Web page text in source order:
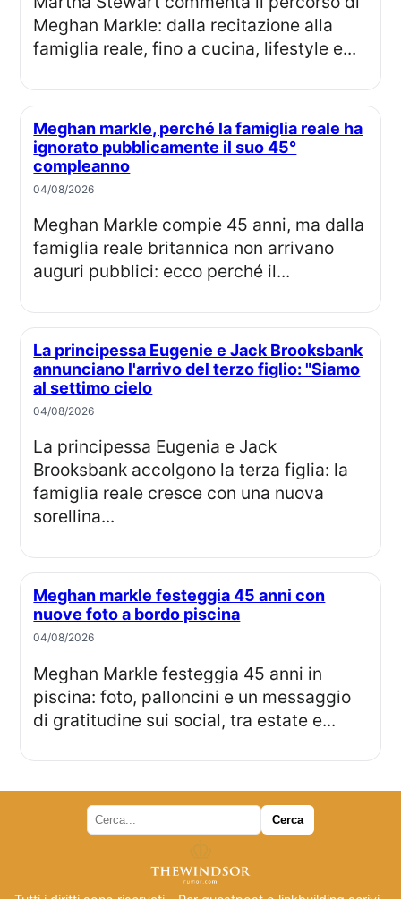
Meghan Markle: dalla recitazione alla
famiglia reale, fino a cucina, lifestyle e...
Meghan markle, perché la famiglia reale ha
ignorato pubblicamente il suo 45°
compleanno
04/08/2026
Meghan Markle compie 45 anni, ma dalla
famiglia reale britannica non arrivano
auguri pubblici: ecco perché il...
La principessa Eugenie e Jack Brooksbank
annunciano l'arrivo del terzo figlio: "Siamo
al settimo cielo
04/08/2026
La principessa Eugenia e Jack
Brooksbank accolgono la terza figlia: la
famiglia reale cresce con una nuova
sorellina...
Meghan markle festeggia 45 anni con
nuove foto a bordo piscina
04/08/2026
Meghan Markle festeggia 45 anni in
piscina: foto, palloncini e un messaggio
di gratitudine sui social, tra estate e...